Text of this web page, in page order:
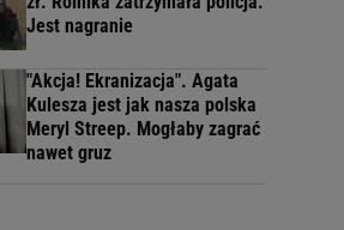
Jest nagranie
"Akcja! Ekranizacja". Agata
Kulesza jest jak nasza polska
Meryl Streep. Mogłaby zagrać
nawet gruz